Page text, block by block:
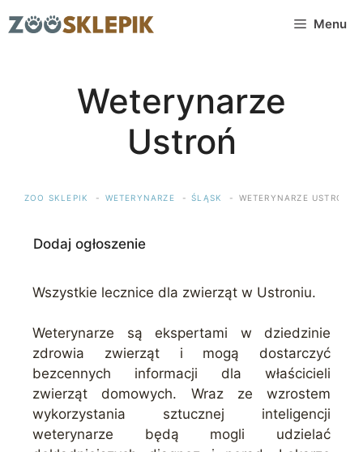
do
Menu
Weterynarze
Ustroń
ZOO SKLEPIK WETERYNARZE ŚLĄSK WETERYNARZE USTROŃ
Dodaj ogłoszenie
Wszystkie lecznice dla zwierząt w Ustroniu.
Weterynarze są ekspertami w dziedzinie
zdrowia zwierząt i mogą dostarczyć
bezcennych informacji dla właścicieli
zwierząt domowych. Wraz ze wzrostem
wykorzystania sztucznej inteligencji
weterynarze będą mogli udzielać